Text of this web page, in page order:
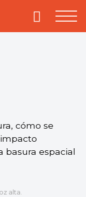
Primary
cómo se
basura espacial
alta.